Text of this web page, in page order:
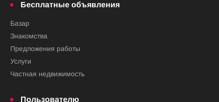
Бесплатные объявления
Базар
Знакомства
Предложения работы
Услуги
Частная недвижимость
Пользователю